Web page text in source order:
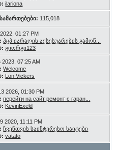
ilariona
115,018
01:27 PM
პცპ იარაღის აქსესუარების გამოწ...
გიორგი123
2023, 07:25 AM
Welcome
Lon Vickers
2026, 01:30 PM
перейти на сайт ремонт с гаран...
KevinExeld
2020, 11:11 PM
ჩვენთვის საინტერესო საიტები
vatato